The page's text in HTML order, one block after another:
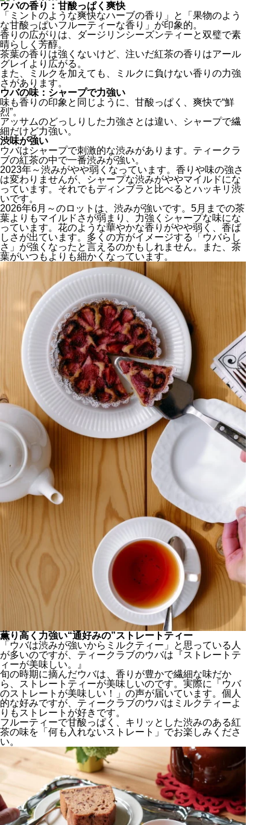
ウバの香り：甘酸っぱく爽快
「ミントのような爽快なハーブの香り」と「果物のよう
な甘酸っぱいフルーティーな香り」が印象的。
香りの広がりは、ダージリンシーズンティーと双璧で素
晴らしく芳醇。
茶葉の香りは強くないけど、注いだ紅茶の香りはアール
グレイより広がる。
また、ミルクを加えても、ミルクに負けない香りの力強
さがあります。
ウバの味：シャープで力強い
味も香りの印象と同じように、甘酸っぱく、爽快で“鮮
烈”。
アッサムのどっしりした力強さとは違い、シャープで繊
細だけど力強い。
渋味が強い
ウバはシャープで刺激的な渋みがあります。ティークラ
ブの紅茶の中で一番渋みが強い。
2023年～渋みがやや弱くなっています。香りや味の強さ
は変わりませんが、シャープな渋みがややマイルドにな
っています。それでもディンブラと比べるとハッキリ渋
いです。
2026年6月～のロットは、渋みが強いです。5月までの茶
葉よりもマイルドさが弱まり、力強くシャープな味にな
っています。花のような華やかな香りがやや弱く、香ば
しさが出ています。多くの方がイメージする「ウバらし
さ」が強くなったと言えるのかもしれません。また、茶
葉がいつもよりも細かくなっています。
薫り高く力強い“通好みの”ストレートティー
「ウバは渋みが強いからミルクティー」と思っている人
が多いのですが、ティークラブのウバは『ストレートテ
ィーが美味しい。』
旬の時期に摘んだウバは、香りが豊かで繊細な味だか
ら、ストレートティーが美味しいのです。実際に「ウバ
のストレートが美味しい！」の声が届いています。個人
的な好みですが、ティークラブのウバはミルクティーよ
りもストレートが好きです。
フルーティーで甘酸っぱく、キリッとした渋みのある紅
茶の味を「何も入れないストレート」でお楽しみくださ
い。